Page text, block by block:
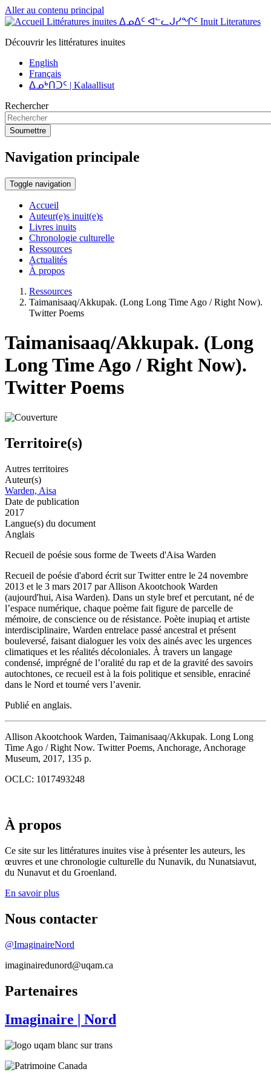
Aller au contenu principal
Littératures inuites ᐃᓄᐃᑦ ᐊᓪᓚᒍᓯᖏᑦ Inuit Literatures
Découvrir les littératures inuites
English
Français
ᐃᓄᒃᑎᑐᑦ | Kalaallisut
Rechercher
Soumettre
Navigation principale
Toggle navigation
Accueil
Auteur(e)s inuit(e)s
Livres inuits
Chronologie culturelle
Ressources
Actualités
À propos
Ressources
Taimanisaaq/Akkupak. (Long Long Time Ago / Right Now).
Twitter Poems
Taimanisaaq/Akkupak. (Long
Long Time Ago / Right Now).
Twitter Poems
Territoire(s)
Autres territoires
Auteur(s)
Warden, Aisa
Date de publication
2017
Langue(s) du document
Anglais
Recueil de poésie sous forme de Tweets d'Aisa Warden
Recueil de poésie d'abord écrit sur Twitter entre le 24 novembre
2013 et le 3 mars 2017 par Allison Akootchook Warden
(aujourd'hui, Aisa Warden). Dans un style bref et percutant, né de
l’espace numérique, chaque poème fait figure de parcelle de
mémoire, de conscience ou de résistance. Poète inupiaq et artiste
interdisciplinaire, Warden entrelace passé ancestral et présent
bouleversé, faisant dialoguer les voix des ainés avec les urgences
climatiques et les réalités décoloniales. À travers un langage
condensé, imprégné de l’oralité du rap et de la gravité des savoirs
autochtones, ce recueil est à la fois politique et sensible, enraciné
dans le Nord et tourné vers l’avenir.
Publié en anglais.
Allison Akootchook Warden, Taimanisaaq/Akkupak. Long Long
Time Ago / Right Now. Twitter Poems, Anchorage, Anchorage
Museum, 2017, 135 p.
OCLC: 1017493248
À propos
Ce site sur les littératures inuites vise à présenter les auteurs, les
œuvres et une chronologie culturelle du Nunavik, du Nunatsiavut,
du Nunavut et du Groenland.
En savoir plus
Nous contacter
@ImaginaireNord
imaginairedunord@uqam.ca
Partenaires
Imaginaire | Nord